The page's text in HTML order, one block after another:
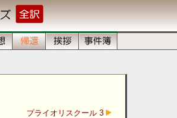
プライオリスクール 3